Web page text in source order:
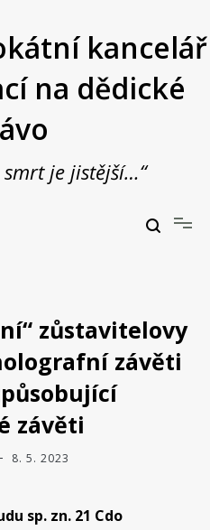
kancelář
na dědické
je jistější…“
zůstavitelovy
závěti
závěti
8. 5. 2023
sp. zn. 21 Cdo